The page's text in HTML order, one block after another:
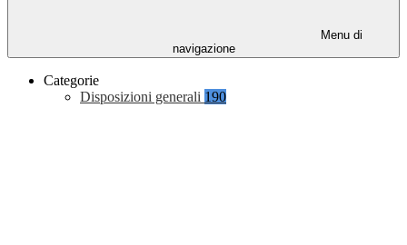
Menu di
navigazione
Categorie
Disposizioni generali 190